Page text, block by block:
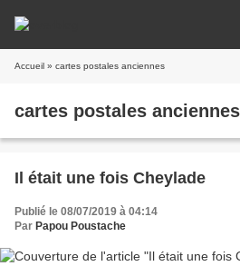
Accueil » cartes postales anciennes
cartes postales anciennes
Il était une fois Cheylade
Publié le 08/07/2019 à 04:14
Par Papou Poustache